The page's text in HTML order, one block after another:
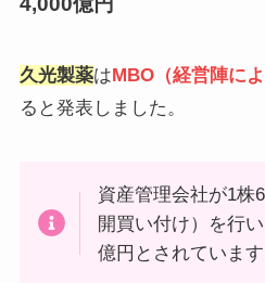
久光製薬はMBO（経営陣に
ると発表しました。
資産管理会社が1株
開買い付け）を行
億円とされています